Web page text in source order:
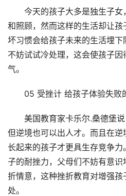
今天的孩子大多是独生子女
和照顾，然而这样的生活却让
坏习惯会给孩子未来的生活埋
不妨试试冷处理，这会使孩子
气。
05 受挫计 给孩子体验失败
美国教育家卡乐尔.桑德堡说
但逆境也可以出人才。而且在
长起来的孩子才更具生存竞争
子的耐挫力，父母们不妨有意
折情意，这种挫折教育对增强
处。